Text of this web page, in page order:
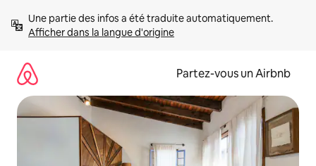
directement
Afficher dans la langue d'origine
Partez-vous un Airbnb